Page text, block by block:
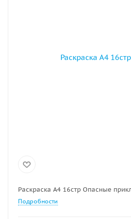
Раскраска A4 16стр Опасные
Подробности